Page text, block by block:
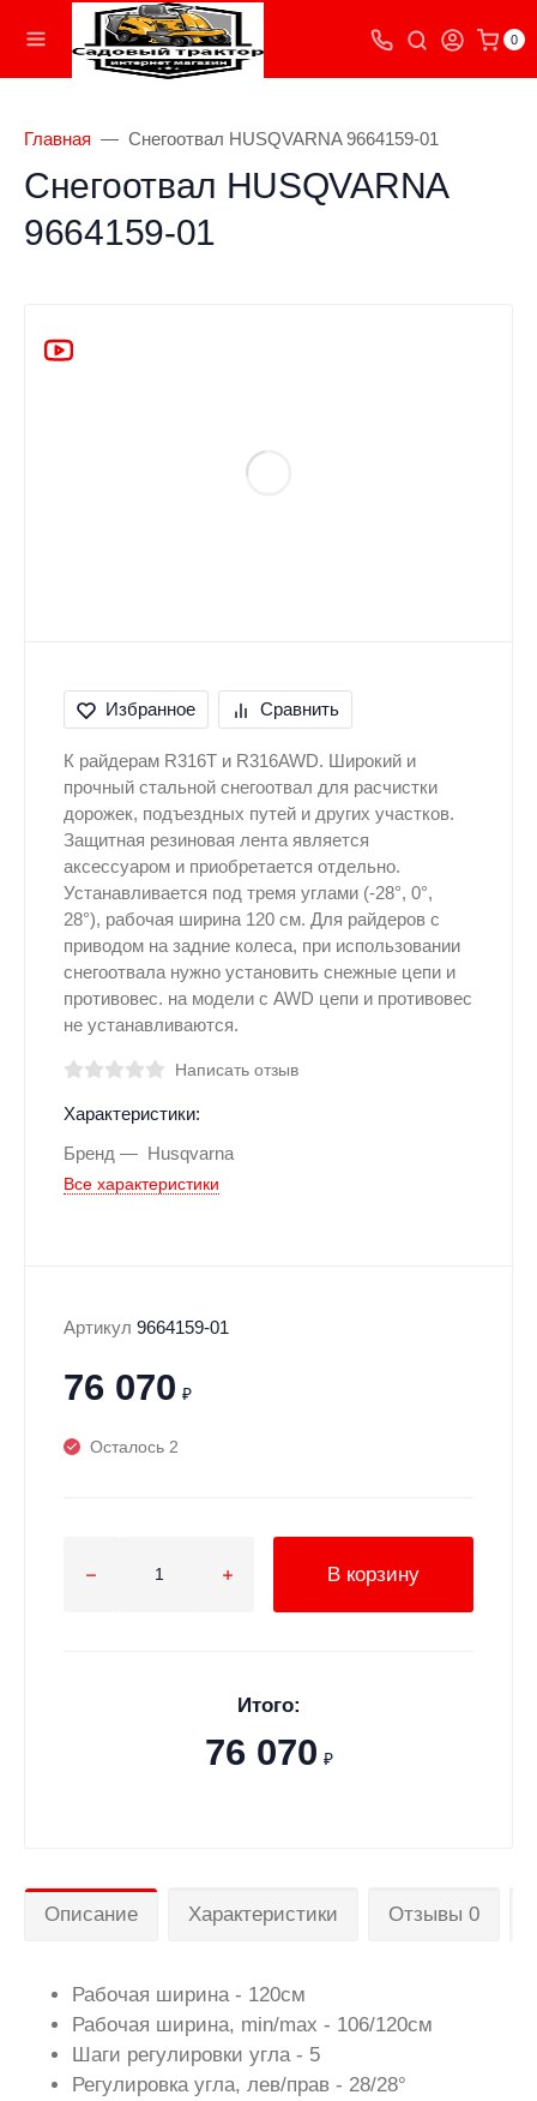
0
Главная Снегоотвал HUSQVARNA 9664159-01
Снегоотвал HUSQVARNA
9664159-01
Избранное Сравнить
К райдерам R316T и R316AWD. Широкий и
прочный стальной снегоотвал для расчистки
дорожек, подъездных путей и других участков.
Защитная резиновая лента является
аксессуаром и приобретается отдельно.
Устанавливается под тремя углами (-28°, 0°,
28°), рабочая ширина 120 см. Для райдеров с
приводом на задние колеса, при использовании
снегоотвала нужно установить снежные цепи и
противовес. на модели с AWD цепи и противовес
не устанавливаются.
Написать отзыв
Характеристики:
Бренд
Husqvarna
Все характеристики
Артикул 9664159-01
76 070 ₽
Осталось 2
В корзину
Итого:
76 070 ₽
Описание Характеристики Отзывы 0
Рабочая ширина - 120см
Рабочая ширина, min/max - 106/120см
Шаги регулировки угла - 5
Регулировка угла, лев/прав - 28/28°